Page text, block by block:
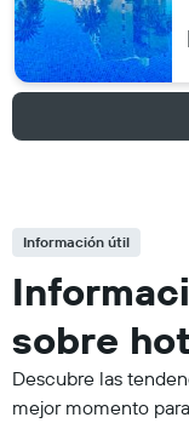
Información útil
sobre
Descubre las
mejor momento